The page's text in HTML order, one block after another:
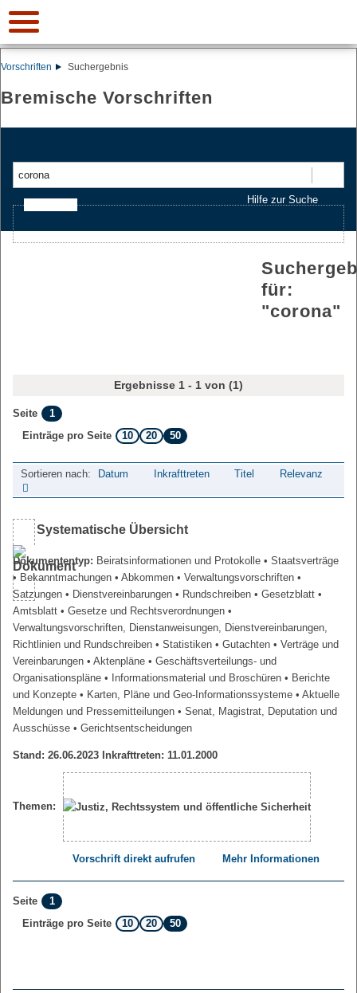
Vorschriften Suchergebnis
Bremische Vorschriften
Hilfe zur Suche
für:
"corona"
Ergebnisse 1 - 1 von (1)
Seite
1
Einträge pro Seite
10 20 50
Sortieren nach: Datum Inkrafttreten Titel Relevanz
Systematische Übersicht
Dokumententyp: Beiratsinformationen und Protokolle • Staatsverträge
• Bekanntmachungen • Abkommen • Verwaltungsvorschriften •
Satzungen • Dienstvereinbarungen • Rundschreiben • Gesetzblatt •
Amtsblatt • Gesetze und Rechtsverordnungen •
Verwaltungsvorschriften, Dienstanweisungen, Dienstvereinbarungen,
Richtlinien und Rundschreiben • Statistiken • Gutachten • Verträge und
Vereinbarungen • Aktenpläne • Geschäftsverteilungs- und
Organisationspläne • Informationsmaterial und Broschüren • Berichte
und Konzepte • Karten, Pläne und Geo-Informationssysteme • Aktuelle
Meldungen und Pressemitteilungen • Senat, Magistrat, Deputation und
Ausschüsse • Gerichtsentscheidungen
Stand: 26.06.2023 Inkrafttreten: 11.01.2000
Themen:
Vorschrift direkt aufrufen Mehr Informationen
Seite
1
Einträge pro Seite
10 20 50